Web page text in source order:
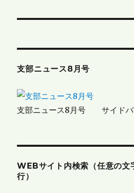
ゲ
ー
シ
ョ
支部ニュース8月号
支部ニュース8月号 サイドバ
WEBサイト内検索（任意の文
行）